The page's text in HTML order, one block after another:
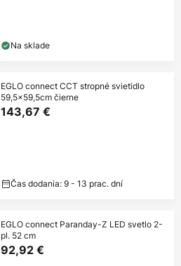
Na sklade
EGLO connect CCT stropné svietidlo
59,5x59,5cm čierne
143,67 €
Čas dodania: 9 - 13 prac. dní
EGLO connect Paranday-Z LED svetlo 2-
pl. 52 cm
92,92 €